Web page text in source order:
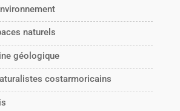
naturels
géologique
costarmoricains